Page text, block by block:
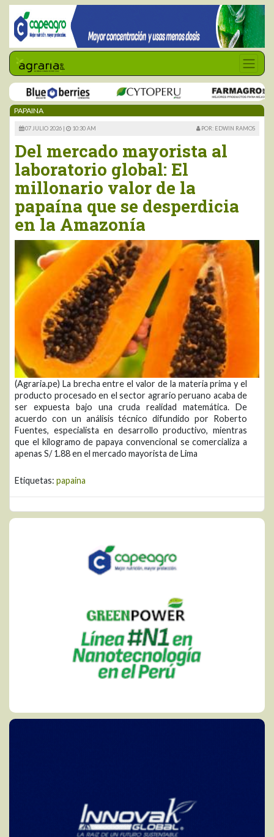
PAPAINA
07 JULIO 2026 | 10:30 AM POR: EDWIN RAMOS
Del mercado mayorista al
laboratorio global: El
millonario valor de la
papaína que se desperdicia
en la Amazonía
(Agraria.pe) La brecha entre el valor de la materia prima y el
producto procesado en el sector agrario peruano acaba de
ser expuesta bajo una cruda realidad matemática. De
acuerdo con un análisis técnico difundido por Roberto
Fuentes, especialista en desarrollo productivo, mientras
que el kilogramo de papaya convencional se comercializa a
apenas S/ 1.88 en el mercado mayorista de Lima
Etiquetas: papaina